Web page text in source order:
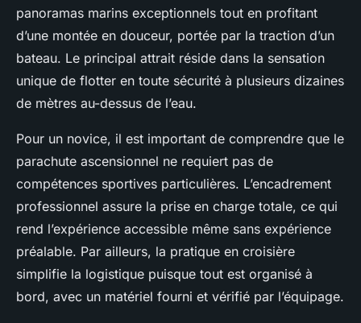
panoramas marins exceptionnels tout en profitant
d’une montée en douceur, portée par la traction d’un
bateau. Le principal attrait réside dans la sensation
unique de flotter en toute sécurité à plusieurs dizaines
de mètres au-dessus de l’eau.
Pour un novice, il est important de comprendre que le
parachute ascensionnel ne requiert pas de
compétences sportives particulières. L’encadrement
professionnel assure la prise en charge totale, ce qui
rend l’expérience accessible même sans expérience
préalable. Par ailleurs, la pratique en croisière
simplifie la logistique puisque tout est organisé à
bord, avec un matériel fourni et vérifié par l’équipage.